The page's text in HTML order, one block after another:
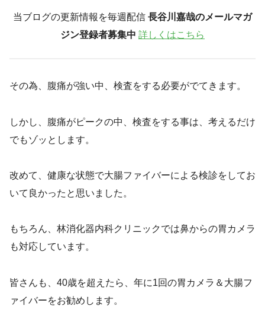
当ブログの更新情報を毎週配信 長谷川嘉哉のメールマガ
ジン登録者募集中 詳しくはこちら
その為、腹痛が強い中、検査をする必要がでてきます。
しかし、腹痛がピークの中、検査をする事は、考えるだけ
でもゾッとします。
改めて、健康な状態で大腸ファイバーによる検診をしてお
いて良かったと思いました。
もちろん、林消化器内科クリニックでは鼻からの胃カメラ
も対応しています。
皆さんも、40歳を超えたら、年に1回の胃カメラ＆大腸フ
ァイバーをお勧めします。